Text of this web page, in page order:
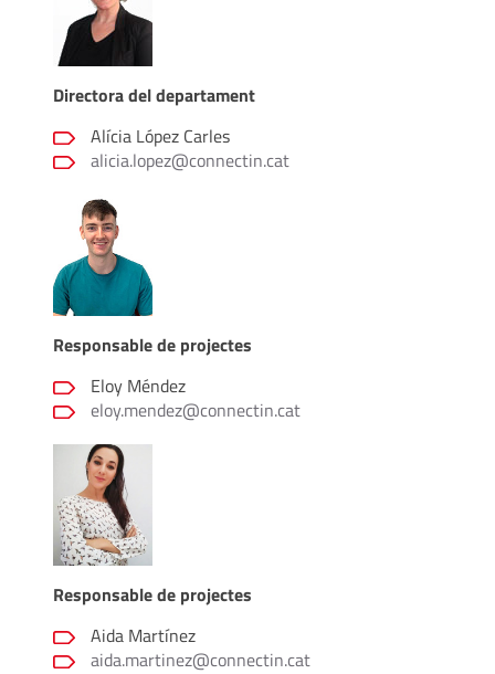
Directora del departament
Alícia López Carles
alicia.lopez@connectin.cat
Responsable de projectes
Eloy Méndez
eloy.mendez@connectin.cat
Responsable de projectes
Aida Martínez
aida.martinez@connectin.cat